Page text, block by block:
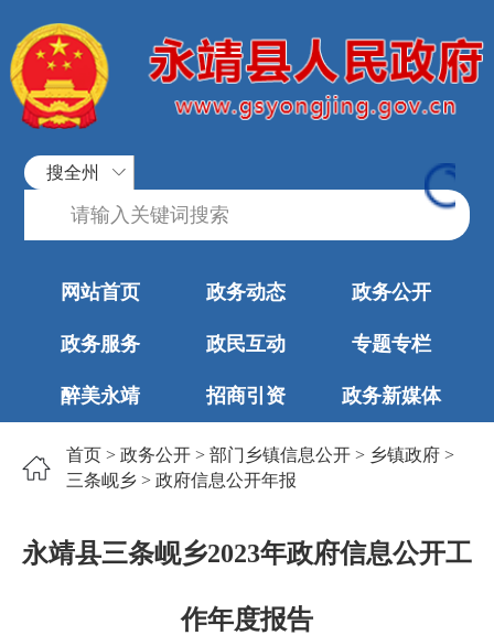
搜全州
网站首页 政务动态 政务公开
政务服务 政民互动 专题专栏
醉美永靖 招商引资 政务新媒体
首页 > 政务公开 > 部门乡镇信息公开 > 乡镇政府 >
三条岘乡 > 政府信息公开年报
永靖县三条岘乡2023年政府信息公开工
作年度报告